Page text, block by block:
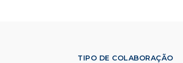
TIPO DE COLABORAÇÃO